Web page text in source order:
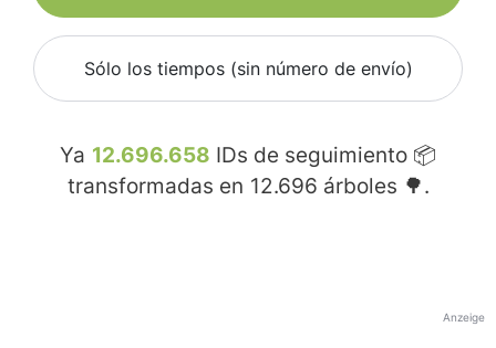
Sólo los tiempos (sin número de envío)
Ya 12.696.658 IDs de seguimiento 📦
transformadas en 12.696 árboles 🌳.
Anzeige